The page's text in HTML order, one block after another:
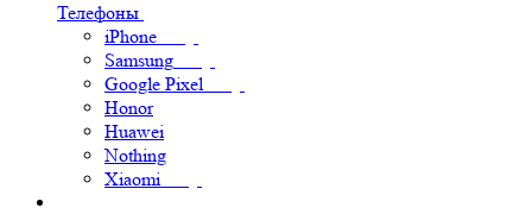
Телефоны
iPhone
Samsung
Google Pixel
Honor
Huawei
Nothing
Xiaomi